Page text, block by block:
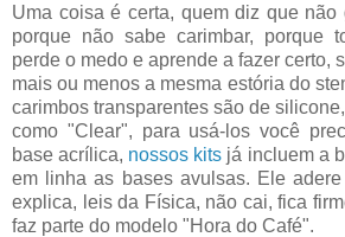
Uma coisa é certa, quem diz que não
porque não sabe carimbar, porque
perde o medo e aprende a fazer certo,
mais ou menos a mesma estória do
carimbos transparentes são de
como "Clear", para usá-los você
base acrílica, nossos kits já incluem a
em linha as bases avulsas. Ele
explica, leis da Física, não cai, fica
faz parte do modelo "Hora do Café".